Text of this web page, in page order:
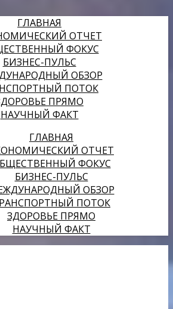
ГЛАВНАЯ
ОТЧЕТ
ФОКУС
БИЗНЕС-ПУЛЬС
ОБЗОР
ПОТОК
ПРЯМО
НАУЧНЫЙ ФАКТ
ГЛАВНАЯ
ОТЧЕТ
ФОКУС
БИЗНЕС-ПУЛЬС
ОБЗОР
ПОТОК
ЗДОРОВЬЕ ПРЯМО
НАУЧНЫЙ ФАКТ